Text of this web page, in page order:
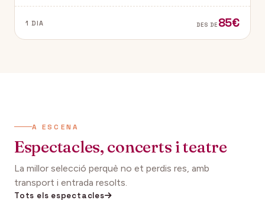
1 DIA DES DE 85€
A ESCENA
Espectacles, concerts i teatre
La millor selecció perquè no et perdis res, amb
transport i entrada resolts.
Tots els espectacles